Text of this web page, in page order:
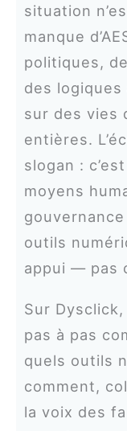
situation
manque
politiques,
des
sur des vies
entières.
slogan :
moyens
outils
appui — pas
Sur
pas à pas
quels outils
comment,
la voix des